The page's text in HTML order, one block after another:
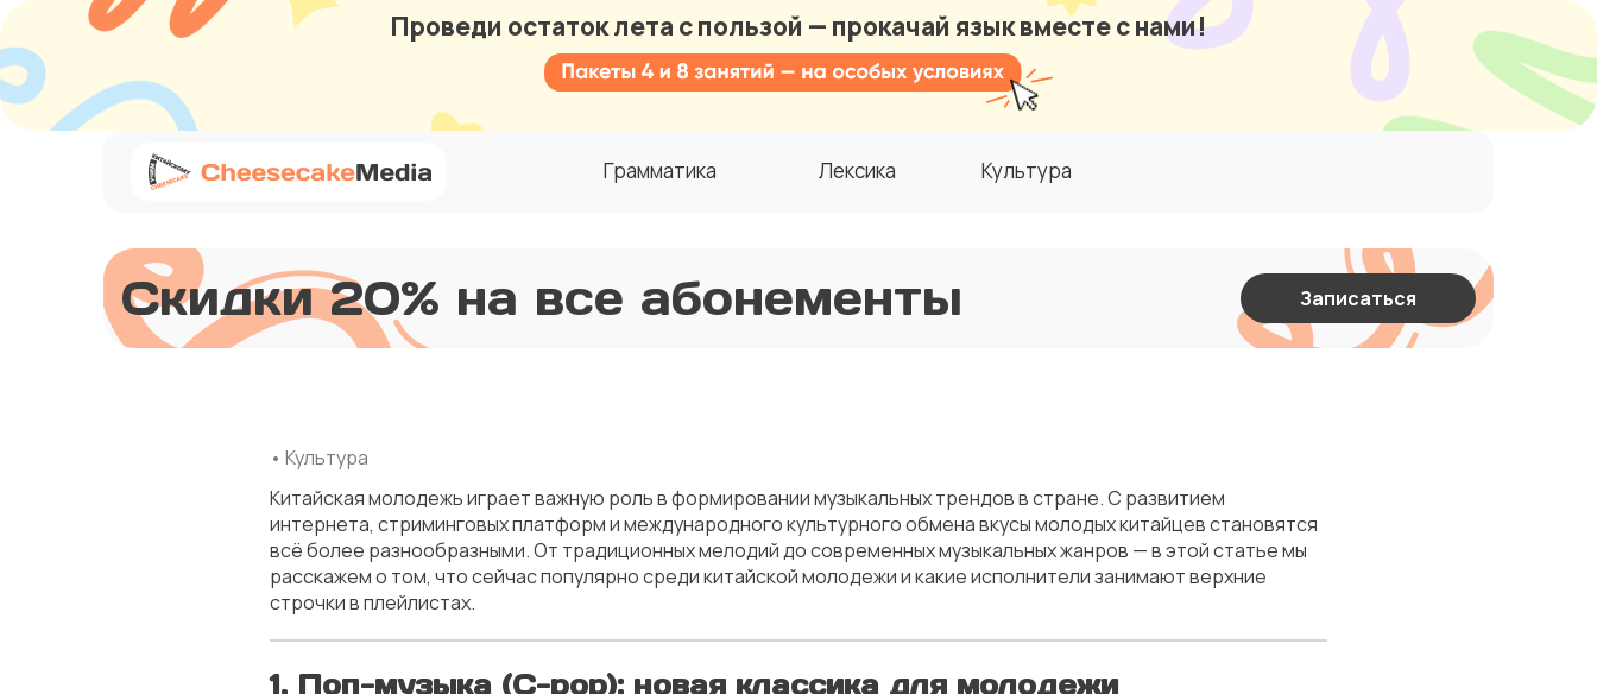
Проведи остаток лета с пользой — прокачай язык вместе с нами!
Грамматика Лексика Культура
Скидки 20% на все абонементы Записаться
• Культура
Китайская молодежь играет важную роль в формировании музыкальных трендов в стране. С развитием
интернета, стриминговых платформ и международного культурного обмена вкусы молодых китайцев становятся
всё более разнообразными. От традиционных мелодий до современных музыкальных жанров — в этой статье мы
расскажем о том, что сейчас популярно среди китайской молодежи и какие исполнители занимают верхние
строчки в плейлистах.
1. Поп-музыка (C-pop): новая классика для молодежи